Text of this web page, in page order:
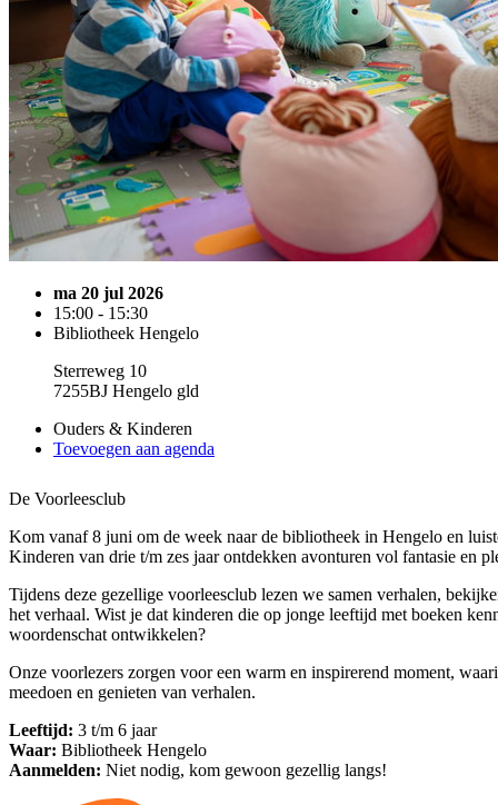
ma 20 jul 2026
15:00 - 15:30
Bibliotheek Hengelo
Sterreweg 10
7255BJ Hengelo gld
Ouders & Kinderen
Toevoegen aan agenda
De Voorleesclub
Kom vanaf 8 juni om de week naar de bibliotheek in Hengelo en
Kinderen van drie t/m zes jaar ontdekken avonturen vol fantasie en
Tijdens deze gezellige voorleesclub lezen we samen verhalen,
het verhaal. Wist je dat kinderen die op jonge leeftijd met boeken
woordenschat ontwikkelen?
Onze voorlezers zorgen voor een warm en inspirerend moment,
meedoen en genieten van verhalen.
Leeftijd: 3 t/m 6 jaar
Waar: Bibliotheek Hengelo
Aanmelden: Niet nodig, kom gewoon gezellig langs!